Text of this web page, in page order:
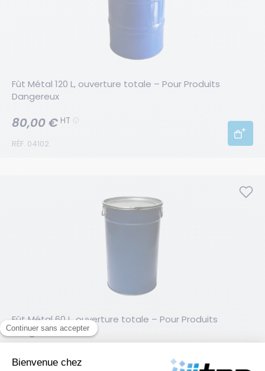
Fût Métal 120 L, ouverture totale – Pour Produits
Dangereux
RÉF. 04102
80,00 € HT
Fût Métal 60 L, ouverture totale – Pour Produits
Dangereux
50,00 € HT